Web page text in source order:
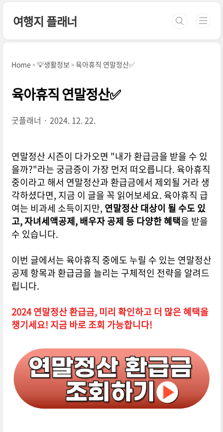
여행지 플래너
Home 💡생활정보 육아휴직 연말정산✅
육아휴직 연말정산✅
굿플래너 2024. 12. 22.
연말정산 시즌이 다가오면 "내가 환급금을 받을 수 있
을까?"라는 궁금증이 가장 먼저 떠오릅니다. 육아휴직
중이라고 해서 연말정산과 환급금에서 제외될 거라 생
각하셨다면, 지금 이 글을 꼭 읽어보세요. 육아휴직 급
여는 비과세 소득이지만, 연말정산 대상이 될 수도 있
고, 자녀세액공제, 배우자 공제 등 다양한 혜택을 받을
수 있습니다.
이번 글에서는 육아휴직 중에도 누릴 수 있는 연말정산
공제 항목과 환급금을 늘리는 구체적인 전략을 알려드
립니다.
2024 연말정산 환급금, 미리 확인하고 더 많은 혜택을
챙기세요! 지금 바로 조회 가능합니다!